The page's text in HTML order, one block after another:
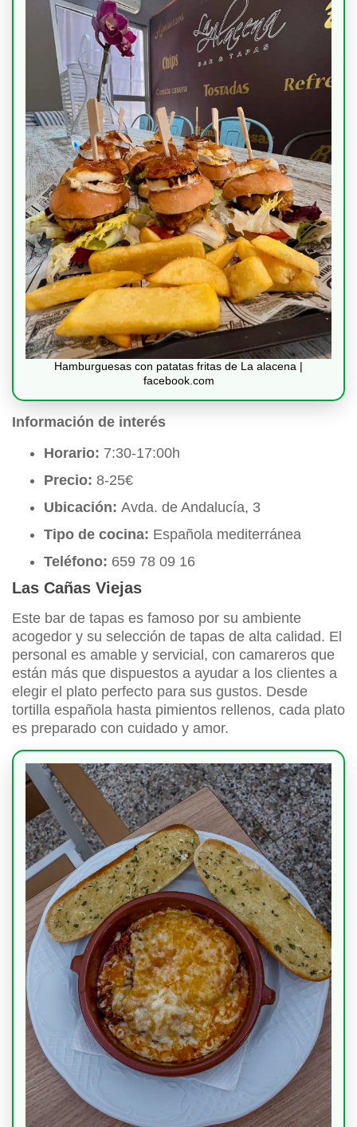
Hamburguesas con patatas fritas de La alacena |
facebook.com
Información de interés
Horario: 7:30-17:00h
Precio: 8-25€
Ubicación: Avda. de Andalucía, 3
Tipo de cocina: Española mediterránea
Teléfono: 659 78 09 16
Las Cañas Viejas
Este bar de tapas es famoso por su ambiente
acogedor y su selección de tapas de alta calidad. El
personal es amable y servicial, con camareros que
están más que dispuestos a ayudar a los clientes a
elegir el plato perfecto para sus gustos. Desde
tortilla española hasta pimientos rellenos, cada plato
es preparado con cuidado y amor.